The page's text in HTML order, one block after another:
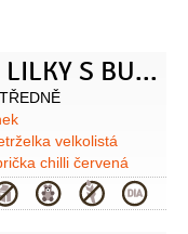
PEČENÉ LILKY S BULGUREM
velkolistá
chilli červená
4 lžíce
sezamová